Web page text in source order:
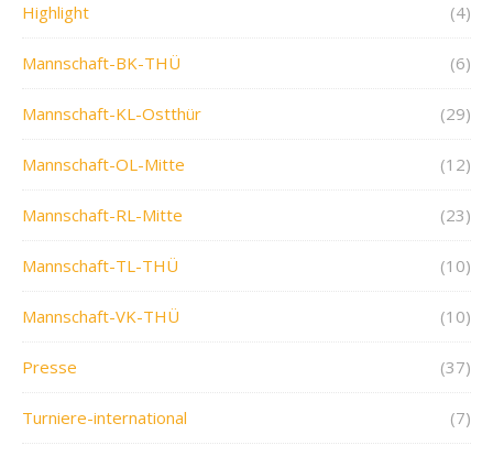
Highlight (4)
Mannschaft-BK-THÜ (6)
Mannschaft-KL-Ostthür (29)
Mannschaft-OL-Mitte (12)
Mannschaft-RL-Mitte (23)
Mannschaft-TL-THÜ (10)
Mannschaft-VK-THÜ (10)
Presse (37)
Turniere-international (7)